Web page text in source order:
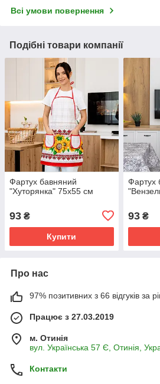
Всі умови повернення
Подібні товари компанії
Фартух бавняний
"Хуторянка" 75х55 см
93 ₴
Купити
Фартух
93₴
Про нас
97% позитивних з 66 відгуків за
Працює з 27.03.2019
м. Отинія
вул. Українська 57 Є, Отинія,
Контакти